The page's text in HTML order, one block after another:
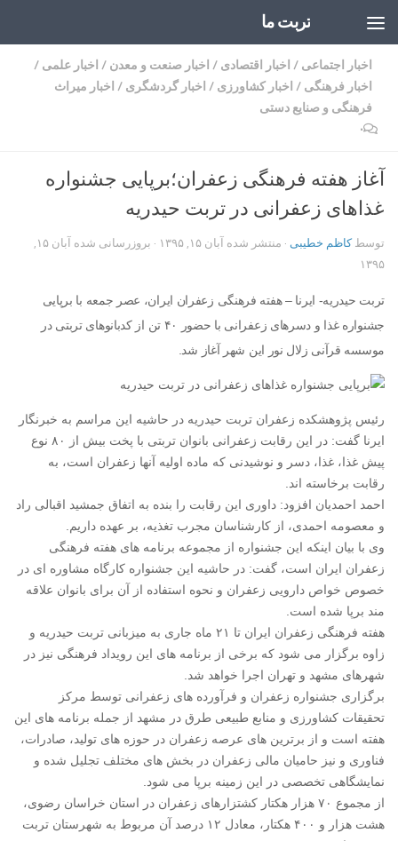
تربت ما
اخبار اجتماعی / اخبار اقتصادی / اخبار صنعت و معدن / اخبار علمی /
اخبار فرهنگی / اخبار کشاورزی / اخبار گردشگری / اخبار میراث
فرهنگی و صنایع دستی
۰
آغاز هفته فرهنگی زعفران؛برپایی جشنواره
غذاهای زعفرانی در تربت حیدریه
توسطکاظم خطیبی · منتشر شده آبان ۱۵, ۱۳۹۵ · بروزرسانی شده
آبان ۱۵,
۱۳۹۵
تربت حیدریه- ایرنا – هفته فرهنگی زعفران ایران، عصر جمعه با برپایی
جشنواره غذا و دسرهای زعفرانی با حضور ۴۰ تن از کدبانوهای تربتی در
موسسه قرآنی زلال نور این شهر آغاز شد.
رئیس پژوهشکده زعفران تربت حیدریه در حاشیه این مراسم به خبرنگار
ایرنا گفت: در این رقابت زعفرانی بانوان تربتی با پخت بیش از ۸۰ نوع
پیش غذا، غذا، دسر و نوشیدنی که ماده اولیه آنها زعفران است، به
رقابت برخاسته اند.
احمد احمدیان افزود: داوری این رقابت را بنده به اتفاق جمشید اقبالی راد
و معصومه احمدی، از کارشناسان مجرب تغذیه، بر عهده داریم.
وی با بیان اینکه این جشنواره از مجموعه برنامه های هفته فرهنگی
زعفران ایران است، گفت: در حاشیه این جشنواره کارگاه مشاوره ای در
خصوص خواص دارویی زعفران و نحوه استفاده از آن برای بانوان علاقه
مند برپا شده است.
هفته فرهنگی زعفران ایران تا ۲۱ ماه جاری به میزبانی تربت حیدریه و
زاوه برگزار می شود که برخی از برنامه های این رویداد فرهنگی نیز در
شهرهای مشهد و تهران اجرا خواهد شد.
برگزاری جشنواره زعفران و فرآورده های زعفرانی توسط مرکز
تحقیقات کشاورزی و منابع طبیعی طرق در مشهد از جمله برنامه های این
هفته است و از برترین های عرصه زعفران در حوزه های تولید، صادرات،
فناوری و نیز حامیان مالی زعفران در بخش های مختلف تجلیل شده و
نمایشگاهی تخصصی در این زمینه برپا می شود.
از مجموع ۷۰ هزار هکتار کشتزارهای زعفران در استان خراسان رضوی،
هشت هزار و ۴۰۰ هکتار، معادل ۱۲ درصد آن مربوط به شهرستان تربت